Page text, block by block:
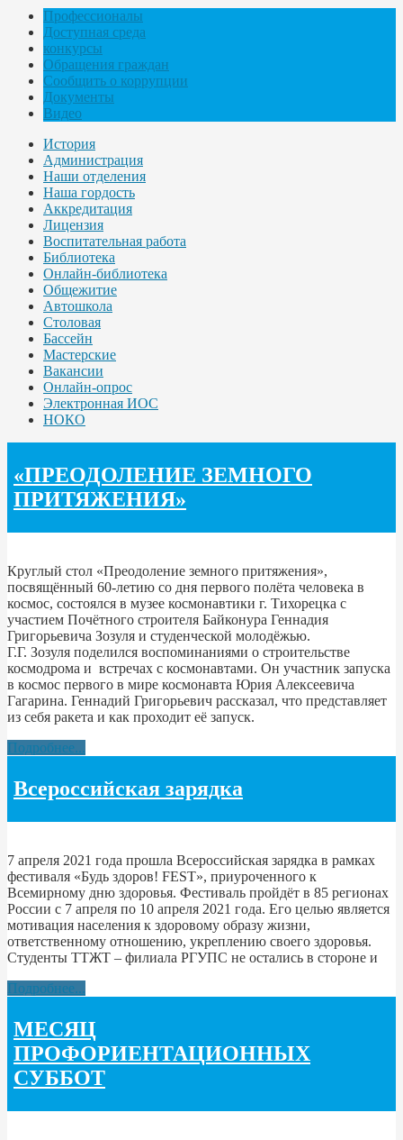
Профессионалы
Доступная среда
конкурсы
Обращения граждан
Сообщить о коррупции
Документы
Видео
История
Администрация
Наши отделения
Наша гордость
Аккредитация
Лицензия
Воспитательная работа
Библиотека
Онлайн-библиотека
Общежитие
Автошкола
Столовая
Бассейн
Мастерские
Вакансии
Онлайн-опрос
Электронная ИОС
НОКО
«ПРЕОДОЛЕНИЕ ЗЕМНОГО
ПРИТЯЖЕНИЯ»
Круглый стол «Преодоление земного притяжения»,
посвящённый 60-летию со дня первого полёта человека в
космос, состоялся в музее космонавтики г. Тихорецка с
участием Почётного строителя Байконура Геннадия
Григорьевича Зозуля и студенческой молодёжью.
Г.Г. Зозуля поделился воспоминаниями о строительстве
космодрома и встречах с космонавтами. Он участник запуска
в космос первого в мире космонавта Юрия Алексеевича
Гагарина. Геннадий Григорьевич рассказал, что представляет
из себя ракета и как проходит её запуск.
Подробнее...
Всероссийская зарядка
7 апреля 2021 года прошла Всероссийская зарядка в рамках
фестиваля «Будь здоров! FEST», приуроченного к
Всемирному дню здоровья. Фестиваль пройдёт в 85 регионах
России с 7 апреля по 10 апреля 2021 года. Его целью является
мотивация населения к здоровому образу жизни,
ответственному отношению, укреплению своего здоровья.
Студенты ТТЖТ – филиала РГУПС не остались в стороне и
Подробнее...
МЕСЯЦ
ПРОФОРИЕНТАЦИОННЫХ
СУББОТ